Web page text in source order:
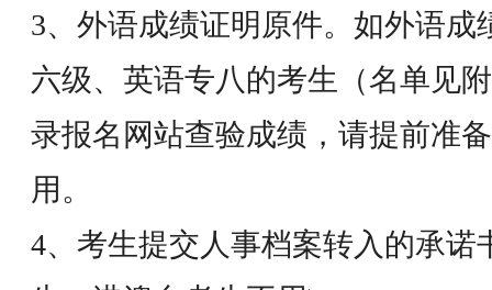
3、外语成绩证明原件。如外语成
六级、英语专八的考生（名单见
录报名网站查验成绩，请提前准
用。
4、考生提交人事档案转入的承诺